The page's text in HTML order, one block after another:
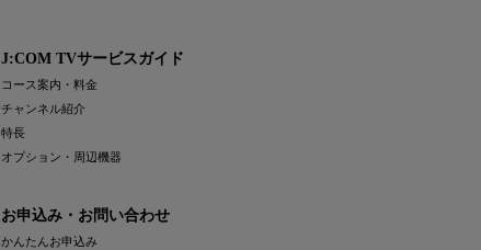
J:COM TVサービスガイド
コース案内・料金
チャンネル紹介
特長
オプション・周辺機器
お申込み・お問い合わせ
かんたんお申込み